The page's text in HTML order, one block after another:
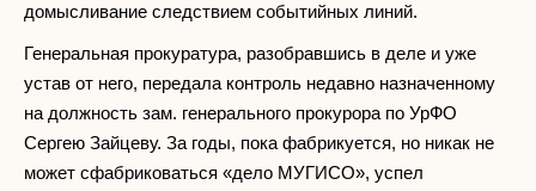
домысливание следствием событийных линий.
Генеральная прокуратура, разобравшись в деле и уже
устав от него, передала контроль недавно назначенному
на должность зам. генерального прокурора по УрФО
Сергею Зайцеву. За годы, пока фабрикуется, но никак не
может сфабриковаться «дело МУГИСО», успел